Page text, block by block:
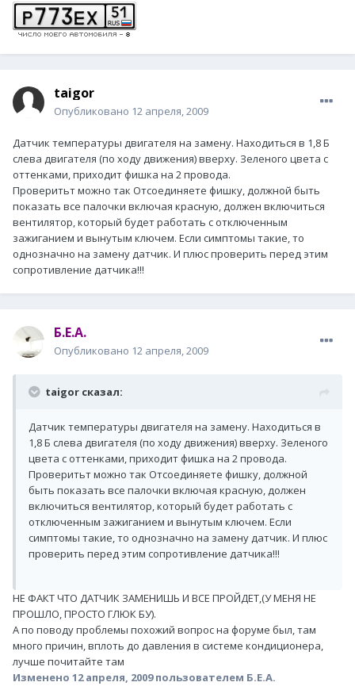
taigor
Опубликовано 12 апреля, 2009
Датчик температуры двигателя на замену. Находиться в 1,8 Б
слева двигателя (по ходу движения) вверху. Зеленого цвета с
оттенками, приходит фишка на 2 провода.
Проверитьт можно так Отсоединяете фишку, должной быть
показать все палочки включая красную, должен включиться
вентилятор, который будет работать с отключенным
зажиганием и вынутым ключем. Если симптомы такие, то
однозначно на замену датчик. И плюс проверить перед этим
сопротивление датчика!!!
Б.Е.А.
Опубликовано 12 апреля, 2009
taigor сказал:
Датчик температуры двигателя на замену. Находиться в
1,8 Б слева двигателя (по ходу движения) вверху. Зеленого
цвета с оттенками, приходит фишка на 2 провода.
Проверитьт можно так Отсоединяете фишку, должной
быть показать все палочки включая красную, должен
включиться вентилятор, который будет работать с
отключенным зажиганием и вынутым ключем. Если
симптомы такие, то однозначно на замену датчик. И плюс
проверить перед этим сопротивление датчика!!!
НЕ ФАКТ ЧТО ДАТЧИК ЗАМЕНИШЬ И ВСЕ ПРОЙДЕТ,(У МЕНЯ НЕ
ПРОШЛО, ПРОСТО ГЛЮК БУ).
А по поводу проблемы похожий вопрос на форуме был, там
много причин, вплоть до давления в системе кондиционера,
лучше почитайте там
Изменено 12 апреля, 2009пользователем Б.Е.А.